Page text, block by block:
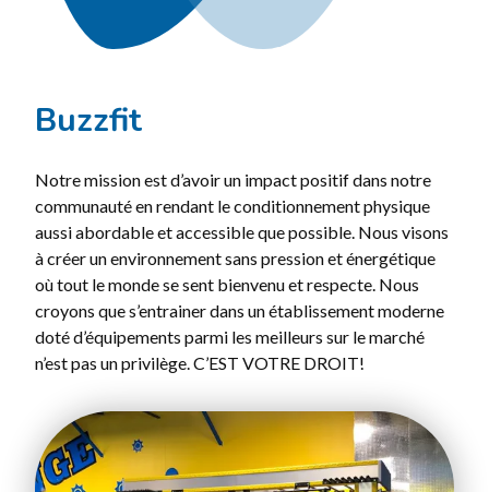
Buzzfit
Notre mission est d’avoir un impact positif dans notre
communauté en rendant le conditionnement physique
aussi abordable et accessible que possible. Nous visons
à créer un environnement sans pression et énergétique
où tout le monde se sent bienvenu et respecte. Nous
croyons que s’entrainer dans un établissement moderne
doté d’équipements parmi les meilleurs sur le marché
n’est pas un privilège. C’EST VOTRE DROIT!